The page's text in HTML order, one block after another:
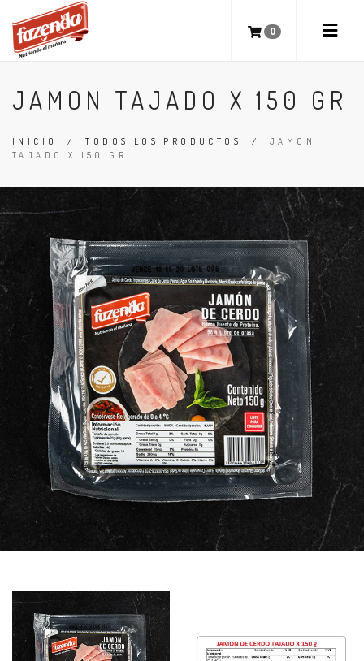
0
JAMON TAJADO X 150 GR
INICIO /TODOS LOS PRODUCTOS /JAMON
TAJADO X 150 GR